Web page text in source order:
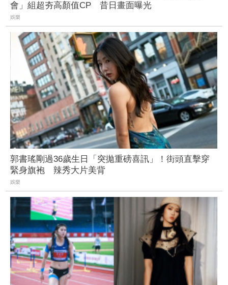
會」組超夯高顏值CP 昔日畫面曝光
娛樂
郭書瑤剛過36歲生日「突拋重磅喜訊」！街頭直擊穿
緊身旗袍 辣秀大片美背
娛樂